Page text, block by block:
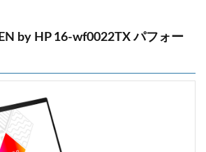
by HP 16-wf0022TX パフォー